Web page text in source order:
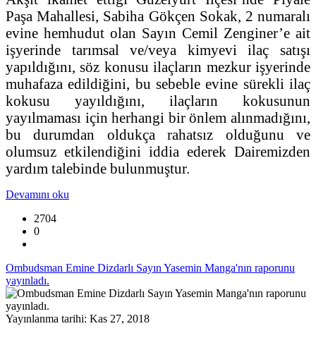
Paşa Mahallesi, Sabiha Gökçen Sokak, 2 numaralı
evine hemhudut olan Sayın Cemil Zenginer’e ait
işyerinde tarımsal ve/veya kimyevi ilaç satışı
yapıldığını, söz konusu ilaçların mezkur işyerinde
muhafaza edildiğini, bu sebeble evine sürekli ilaç
kokusu yayıldığını, ilaçların kokusunun
yayılmaması için herhangi bir önlem alınmadığını,
bu durumdan oldukça rahatsız olduğunu ve
olumsuz etkilendiğini iddia ederek Dairemizden
yardım talebinde bulunmuştur.
Devamını oku
2704
0
Ombudsman Emine Dizdarlı Sayın Yasemin Manga'nın raporunu
yayınladı.
Yayınlanma tarihi: Kas 27, 2018